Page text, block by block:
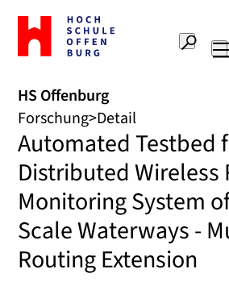
Zur
Startseite
Hochschule
Suche
HS Offenburg
Forschung Detail
Automated Testbed
Distributed Wireless
Monitoring System
Scale Waterways -
Routing Extension